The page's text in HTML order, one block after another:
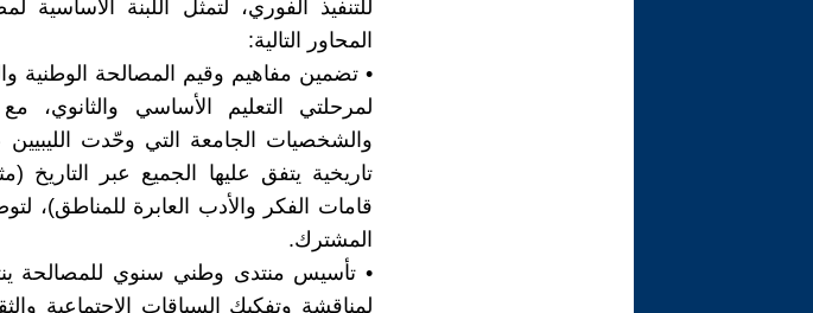
للتنفيذ الفوري، لتمثل اللبنة
المحاور التالية:
• تضمين مفاهيم وقيم المصالحة الوطنية
لمرحلتي التعليم الأساسي والثانوي، مع
والشخصيات الجامعة التي وحّدت الليبيين
تاريخية يتفق عليها الجميع عبر
قامات الفكر والأدب العابرة للمناطق)،
المشترك.
• تأسيس منتدى وطني سنوي للمصالحة
لمناقشة وتفكيك السياقات الاجتماعية